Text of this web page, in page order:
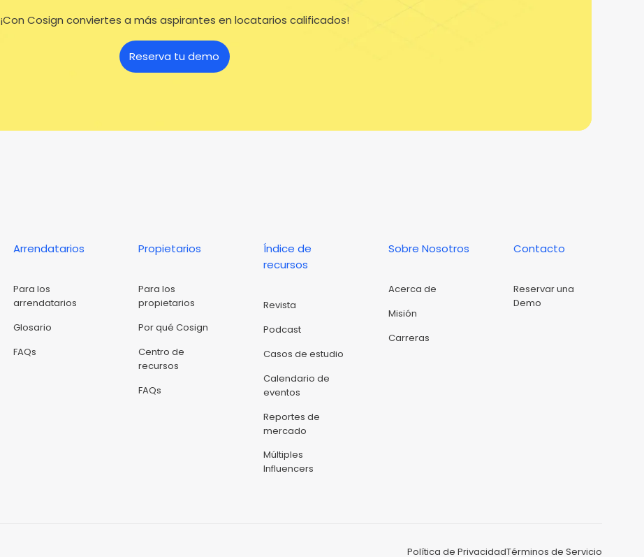
¡Con Cosign conviertes a más aspirantes en locatarios calificados!
Reserva tu demo
Arrendatarios
Para los
arrendatarios
Glosario
FAQs
Propietarios
Para los
propietarios
Por qué Cosign
Centro de
recursos
FAQs
Índice de
recursos
Revista
Podcast
Casos de estudio
Calendario de
eventos
Reportes de
mercado
Múltiples
Influencers
Sobre Nosotros
Acerca de
Misión
Carreras
Contacto
Reservar una
Demo
Política de PrivacidadTérminos de Servicio